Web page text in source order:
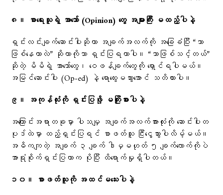
၈။ စာရေးသူရဲ့ အာဘော် (Opinion) တွေ အများကြီး မထည့်ပါနဲ့
ရှင်းလင်းချက်ဆောင်းပါးဆိုတာ အချက်အလက်ကို အခြေခံပြီး “ဘာ
ဖြစ်နေတာလဲ” ဆိုတာကိုသာ ရှင်းပြရတာပါ။ “ဘာဖြစ်သင့်တယ်”
ဆိုတဲ့ မိမိရဲ့ အာဘော်တွေ၊ ဝေဖန်ချက်တွေကို ရှောင်ရပါမယ်။
အမြင်ဆောင်းပါး (Op-ed) နဲ့ ရောထွေးမသွားအောင် သတိထားပါ။
၉။ အကုန်လုံးကို ရှင်းပြဖို့ မကြိုးစားပါနဲ့
အကြောင်းအရာတခုမှာ ပါသမျှ အချက်အလက်အားလုံးကို ဆောင်းပါးတ
ပုဒ်ထဲမှာ ထည့်ရှင်းပြရင် စာဖတ်သူ ငြီးငွေ့သွားပါလိမ့်မယ်။
အဓိကကျတဲ့ အချက် ၃ ချက် ဒါမှမဟုတ် ၅ ချက်လောက်ကိုပဲ
အာရုံစိုက်ရှင်းပြတာက ပိုပြီး ထိရောက်မှုရှိပါတယ်။
၁၀။ စာဖတ်သူကို အထင်မသေးပါနဲ့